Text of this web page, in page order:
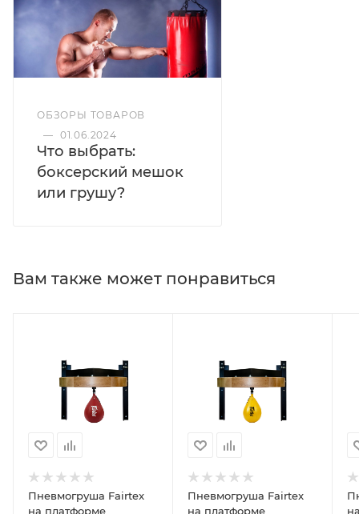
ОБЗОРЫ ТОВАРОВ
— 01.06.2024
Что выбрать:
боксерский мешок
или грушу?
Вам также может понравиться
Пневмогруша Fairtex
на платформе
Пневмогруша Fairtex
на платформе